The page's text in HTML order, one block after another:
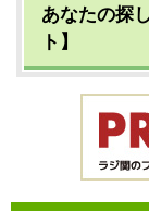
あなたの探
ト】